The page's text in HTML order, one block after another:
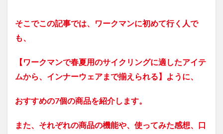
そこでこの記事では、ワークマンに初めて行く人で
も、
【ワークマンで春夏用のサイクリングに適したアイテ
ムから、インナーウェアまで揃えられる】 ように、
おすすめの7個の商品を紹介します。
また、それぞれの商品の機能や、使ってみた感想、口